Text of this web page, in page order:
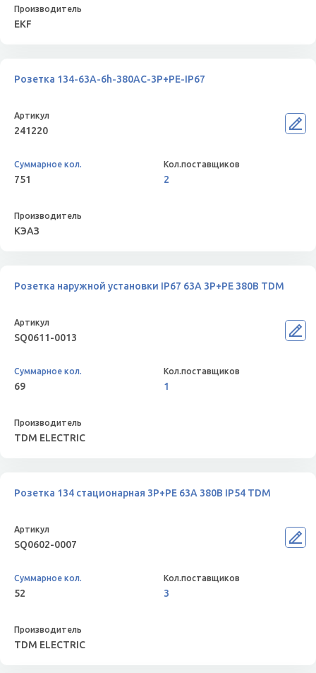
EKF
Розетка 134-63А-6h-380AC-3P+PE-IP67
241220
751 2
КЭАЗ
Розетка наружной установки IP67 63А 3Р+РЕ 380В TDM
SQ0611-0013
69 1
TDM ELECTRIC
Розетка 134 стационарная 3Р+РЕ 63А 380В IP54 TDM
SQ0602-0007
52 3
TDM ELECTRIC